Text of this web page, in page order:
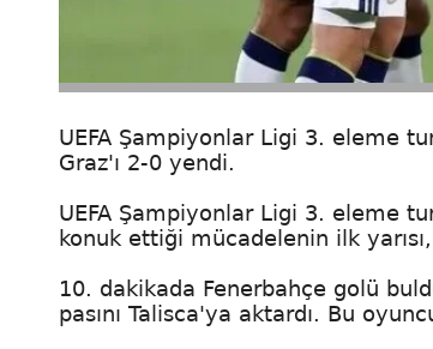
UEFA Şampiyonlar Ligi 3. eleme
Graz'ı 2-0 yendi.
UEFA Şampiyonlar Ligi 3. eleme
konuk ettiği mücadelenin ilk
10. dakikada Fenerbahçe golü
pasını Talisca'ya aktardı. Bu